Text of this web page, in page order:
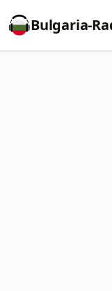
Bulgaria-